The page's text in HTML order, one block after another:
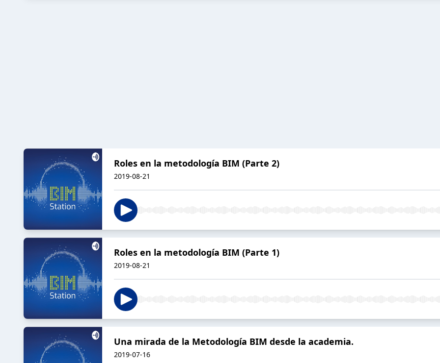
Roles en la metodología BIM (Parte 2)
2019-08-21
Roles en la metodología BIM (Parte 1)
2019-08-21
Una mirada de la Metodología BIM desde la academia.
2019-07-16